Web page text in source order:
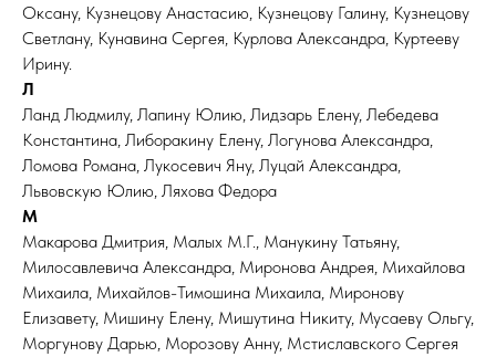
Оксану, Кузнецову Анастасию, Кузнецову Галину, Кузнецову
Светлану, Кунавина Сергея, Курлова Александра, Куртееву
Ирину.
Л
Ланд Людмилу, Лапину Юлию, Лидзарь Елену, Лебедева
Константина, Либоракину Елену, Логунова Александра,
Ломова Романа, Лукосевич Яну, Луцай Александра,
Львовскую Юлию, Ляхова Федора
М
Макарова Дмитрия, Малых М.Г., Манукину Татьяну,
Милосавлевича Александра, Миронова Андрея, Михайлова
Михаила, Михайлов-Тимошина Михаила, Миронову
Елизавету, Мишину Елену, Мишутина Никиту, Мусаеву Ольгу,
Моргунову Дарью, Морозову Анну, Мстиславского Сергея